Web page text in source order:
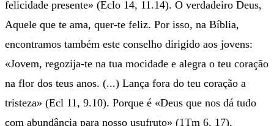
felicidade presente» (Eclo 14, 11.14). O verdadeiro Deus,
Aquele que te ama, quer-te feliz. Por isso, na Bíblia,
encontramos também este conselho dirigido aos jovens:
«Jovem, regozija-te na tua mocidade e alegra o teu coração
na flor dos teus anos. (...) Lança fora do teu coração a
tristeza» (Ecl 11, 9.10). Porque é «Deus que nos dá tudo
com abundância para nosso usufruto» (1Tm 6, 17).